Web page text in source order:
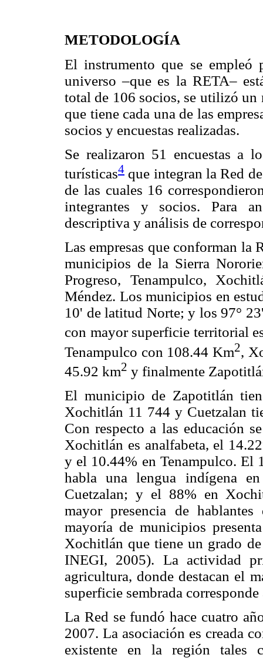
METODOLOGÍA
El instrumento que se empleó
universo –que es la RETA–
total de 106 socios, se utilizó un
que tiene cada una de las
socios y encuestas realizadas.
Se realizaron 51 encuestas a
turísticas4 que integran la Red
de las cuales 16
integrantes y socios. Para
descriptiva y análisis de
Las empresas que conforman la
municipios de la Sierra
Progreso, Tenampulco,
Méndez. Los municipios en
10' de latitud Norte; y los 97°
con mayor superficie territorial
Tenampulco con 108.44 Km2,
45.92 km2 y finalmente
El municipio de Zapotitlán
Xochitlán 11 744 y Cuetzalan
Con respecto a las educación
Xochitlán es analfabeta, el
y el 10.44% en Tenampulco. El
habla una lengua indígena
Cuetzalan; y el 88% en
mayor presencia de
mayoría de municipios
Xochitlán que tiene un grado
INEGI, 2005). La actividad
agricultura, donde destacan el
superficie sembrada
La Red se fundó hace cuatro
2007. La asociación es creada
existente en la región tales